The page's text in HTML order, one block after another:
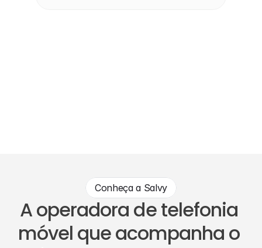
Conheça a Salvy
A operadora de telefonia
móvel que acompanha o